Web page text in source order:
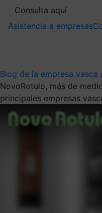
Consulta aquí
Asistencia a empresas
Blog de la empresa vasca
NovoRotulo, más de
principales empresas